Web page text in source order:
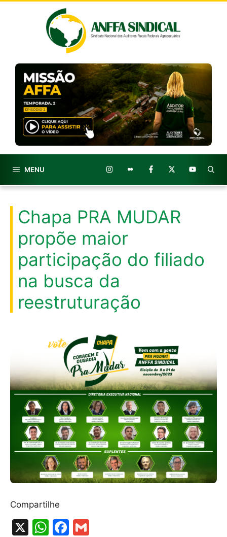
MENU
Chapa PRA MUDAR
propõe maior
participação do filiado
na busca da
reestruturação
Compartilhe
X
W F